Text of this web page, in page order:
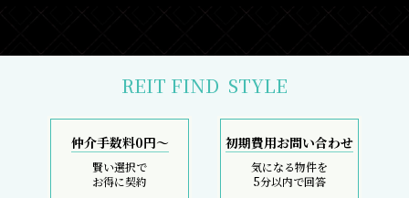
REIT FIND STYLE
仲介手数料0円～
賢い選択で
お得に契約
初期費用お問い合わせ
気になる物件を
5分以内で回答